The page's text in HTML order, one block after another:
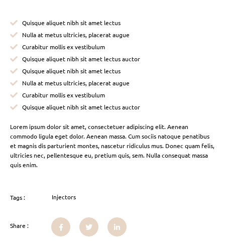
Quisque aliquet nibh sit amet lectus
Nulla at metus ultricies, placerat augue
Curabitur mollis ex vestibulum
Quisque aliquet nibh sit amet lectus auctor
Quisque aliquet nibh sit amet lectus
Nulla at metus ultricies, placerat augue
Curabitur mollis ex vestibulum
Quisque aliquet nibh sit amet lectus auctor
Lorem ipsum dolor sit amet, consectetuer adipiscing elit. Aenean
commodo ligula eget dolor. Aenean massa. Cum sociis natoque penatibus
et magnis dis parturient montes, nascetur ridiculus mus. Donec quam felis,
ultricies nec, pellentesque eu, pretium quis, sem. Nulla consequat massa
quis enim.
Tags : Injectors
Share :